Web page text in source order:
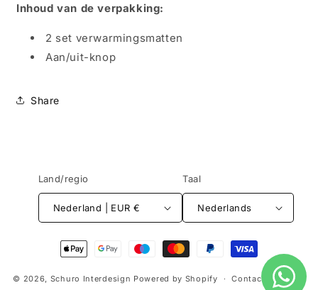
Inhoud van de verpakking:
2 set verwarmingsmatten
Aan/uit-knop
Share
Land/regio
Nederland | EUR €
Taal
Nederlands
Betaalmethoden
© 2026, Schuro Interdesign Powered by Shopify Contactgegevens